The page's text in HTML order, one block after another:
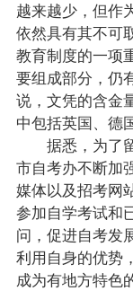
越来越少，但作
依然具有其不可
教育制度的一项
要组成部分，仍
说，文凭的含金
中包括英国、德
据悉，为了留
市自考办不断加
媒体以及招考网
参加自学考试和
问，促进自考发
利用自身的优势
成为有地方特色